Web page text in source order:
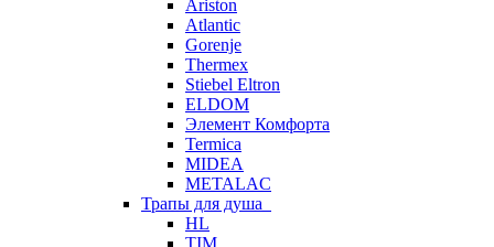
Ariston
Atlantic
Gorenje
Thermex
Stiebel Eltron
ELDOM
Элемент Комфорта
Termica
MIDEA
METALAC
Трапы для душа
HL
TIM